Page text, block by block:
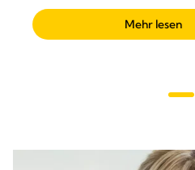
Mehr lesen